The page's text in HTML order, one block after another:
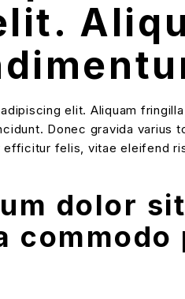
elit. Aliquam
Donec gravida varius
felis, vitae eleifend
dolor